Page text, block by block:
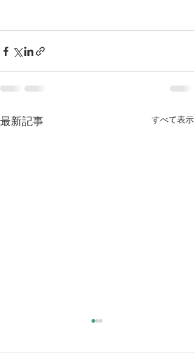
最新記事 すべて表示